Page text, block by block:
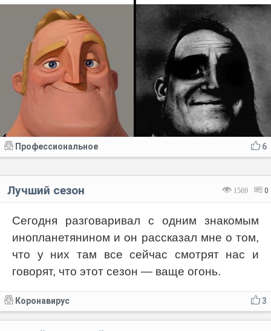
6
Профессиональное
1569 0
Лучший сезон
Сегодня разговаривал с одним знакомым
инопланетянином и он рассказал мне о том,
что у них там все сейчас смотрят нас и
говорят, что этот сезон — ваще огонь.
3
Коронавирус